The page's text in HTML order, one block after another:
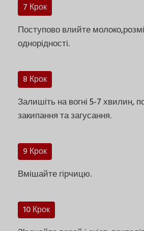
7 Крок
Поступово влийте
однорідності.
8 Крок
Залишіть на вогні 5-7 хвилин,
закипання та загусання.
9 Крок
Вмішайте гірчицю.
10 Крок